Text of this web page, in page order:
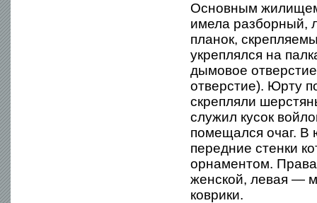
Основным жилищем
имела разборный,
планок,
укреплялся на
дымовое
отверстие). Юрту
скрепляли
служил кусок
помещался очаг. В
передние стенки
орнаментом.
женской, левая —
коврики.